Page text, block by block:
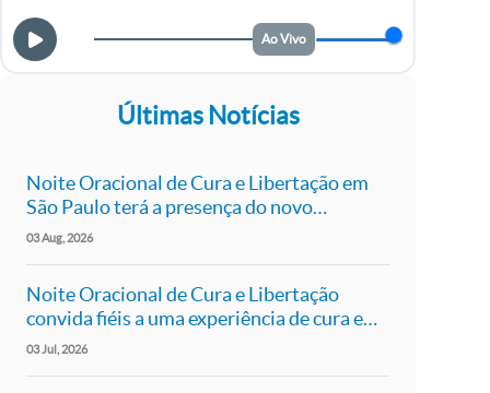
Ao Vivo
Últimas Notícias
Noite Oracional de Cura e Libertação em
São Paulo terá a presença do novo
presidente da Canção Nova, Pe. Roger Luís
03Aug 2026
Noite Oracional de Cura e Libertação
convida fiéis a uma experiência de cura e
libertação em São Paulo
03Jul 2026